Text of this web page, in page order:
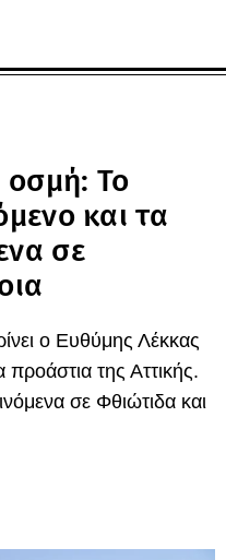
οσμή: Το
και τα
σε
ο Ευθύμης Λέκκας
προάστια της Αττικής.
σε Φθιώτιδα και